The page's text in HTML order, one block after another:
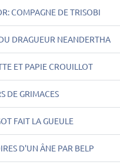
COMPAGNE DE TRISOBI
DRAGUEUR NEANDERTHA
ET PAPIE CROUILLOT
DE GRIMACES
FAIT LA GUEULE
D'UN ÂNE PAR BELP